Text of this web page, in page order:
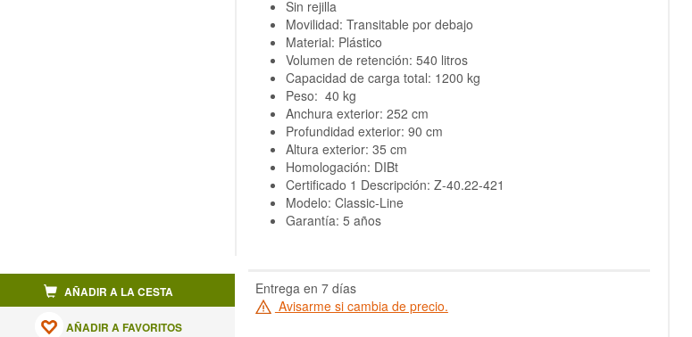
Sin rejilla
Movilidad: Transitable por debajo
Material: Plástico
Volumen de retención: 540 litros
Capacidad de carga total: 1200 kg
Peso: 40 kg
Anchura exterior: 252 cm
Profundidad exterior: 90 cm
Altura exterior: 35 cm
Homologación: DIBt
Certificado 1 Descripción: Z-40.22-421
Modelo: Classic-Line
Garantía: 5 años
AÑADIR A LA CESTA
AÑADIR A FAVORITOS
Entrega en 7 días
Avisarme si cambia de precio.